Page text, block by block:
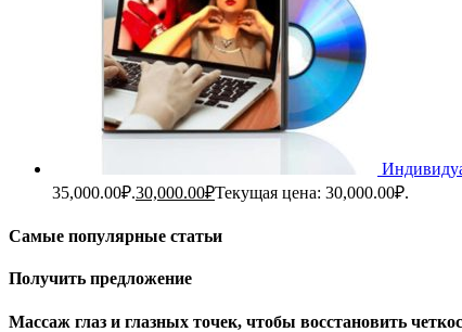
35,000.00₽.30,000.00₽Текущая цена: 30,000.00₽.
Самые популярные статьи
Получить предложение
Массаж глаз и глазных точек, чтобы восстановить